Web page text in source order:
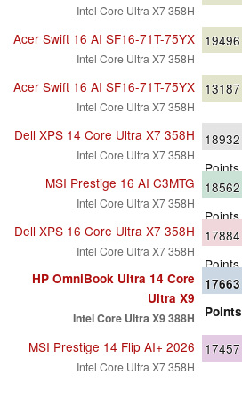
Intel Core Ultra X7 358H
Acer Swift 16 AI SF16-71T-75YX
Intel Core Ultra X7 358H
19496
Acer Swift 16 AI SF16-71T-75YX
Intel Core Ultra X7 358H
13187
Dell XPS 14 Core Ultra X7 358H
Intel Core Ultra X7 358H
18932
Points
MSI Prestige 16 AI C3MTG
Intel Core Ultra X7 358H
18562
Points
Dell XPS 16 Core Ultra X7 358H
Intel Core Ultra X7 358H
17884
Points
HP OmniBook Ultra 14 Core
Ultra X9
Intel Core Ultra X9 388H
17663
Points
MSI Prestige 14 Flip AI+ 2026
Intel Core Ultra X7 358H
17457